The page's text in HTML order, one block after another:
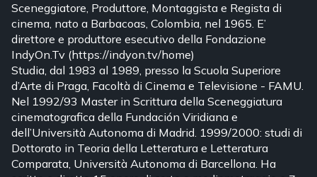
Sceneggiatore, Produttore, Montaggista e Regista di
cinema, nato a Barbacoas, Colombia, nel 1965. E’
direttore e produttore esecutivo della Fondazione
IndyOn.Tv (https://indyon.tv/home)
Studia, dal 1983 al 1989, presso la Scuola Superiore
d’Arte di Praga, Facoltà di Cinema e Televisione - FAMU.
Nel 1992/93 Master in Scrittura della Sceneggiatura
cinematografica della Fundación Viridiana e
dell’Università Autonoma di Madrid. 1999/2000: studi di
Dottorato in Teoria della Letteratura e Letteratura
Comparata, Università Autonoma di Barcellona. Ha